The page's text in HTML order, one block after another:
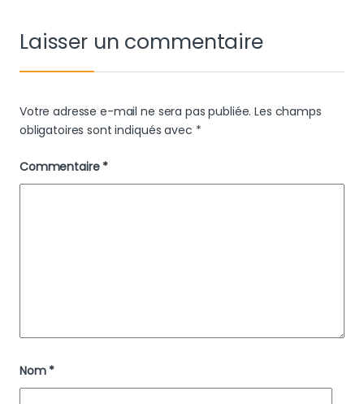
Laisser un commentaire
Votre adresse e-mail ne sera pas publiée. Les champs
obligatoires sont indiqués avec *
Commentaire *
Nom *